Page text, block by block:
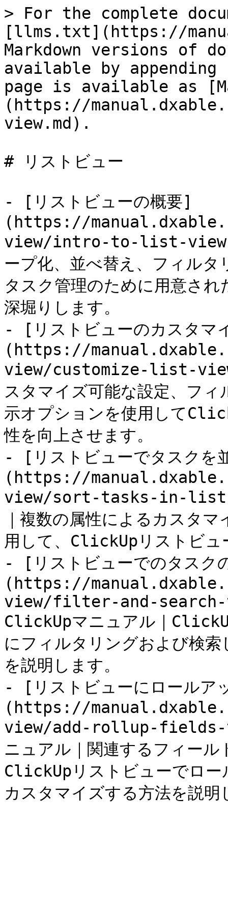
> For the complete
[llms.txt](https://
Markdown versions of
available by
page is available as
(https://
view.md).
# リストビュー
- [リストビューの概要]
(https://
view/intro-to-list-
ープ化、並べ替え、フィル
タスク管理のために用意さ
深堀りします。
- [リストビューのカスタマ
(https://
view/customize-list-
スタマイズ可能な設定、フ
示オプションを使用して
性を向上させます。
- [リストビューでタスクを
(https://
view/sort-tasks-in-list-
｜複数の属性によるカスタ
用して、ClickUpリストビュ
- [リストビューでのタスク
(https://
view/filter-and-
ClickUpマニュアル｜
にフィルタリングおよび検
を説明します。
- [リストビューにロールア
(https://
view/add-rollup-
ニュアル｜関連するフィー
ClickUpリストビューでロー